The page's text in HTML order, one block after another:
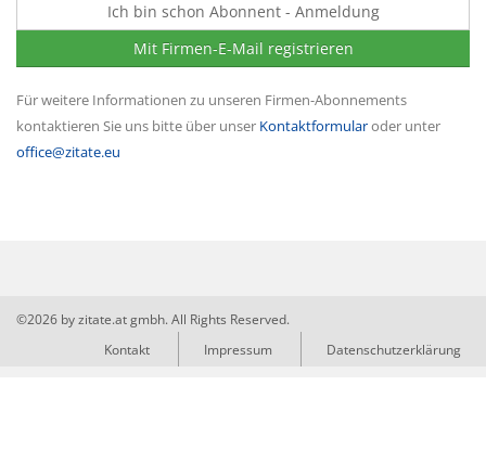
Ich bin schon Abonnent - Anmeldung
Mit Firmen-E-Mail registrieren
Für weitere Informationen zu unseren Firmen-Abonnements
kontaktieren Sie uns bitte über unser Kontaktformularoder unter
office@zitate.eu
©2026 by zitate.at gmbh. All Rights Reserved.
Kontakt
Impressum Datenschutzerklärung